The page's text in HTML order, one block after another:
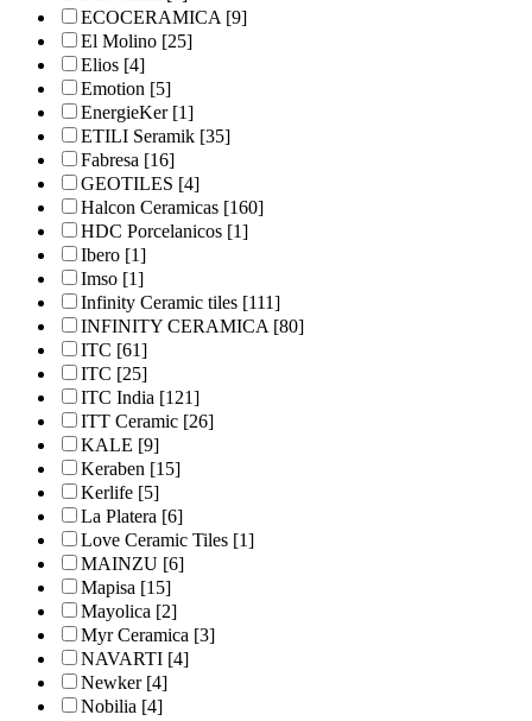
ECOCERAMICA[9]
El Molino [25]
Elios [4]
Emotion [5]
EnergieKer[1]
ETILI Seramik [35]
Fabresa [16]
GEOTILES [4]
Halcon Ceramicas [160]
HDC Porcelanicos [1]
Ibero [1]
Imso [1]
Infinity Ceramic tiles [111]
INFINITY CERAMICA[80]
ITC [61]
ITC [25]
ITC India [121]
ITT Ceramic [26]
KALE [9]
Keraben [15]
Kerlife [5]
La Platera [6]
Love Ceramic Tiles [1]
MAINZU [6]
Mapisa [15]
Mayolica [2]
Myr Ceramica [3]
NAVARTI [4]
Newker[4]
Nobilia [4]